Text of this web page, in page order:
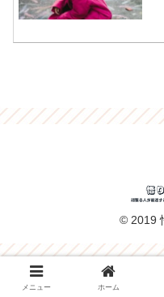
© 2019
メニュー ホーム